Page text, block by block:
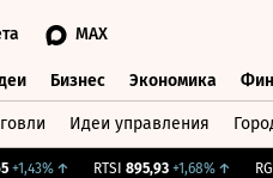
MAX
Бизнес Экономика
Идеи управления
+1,43%↑ RTSI 895,93 +1,68%↑ RGBI